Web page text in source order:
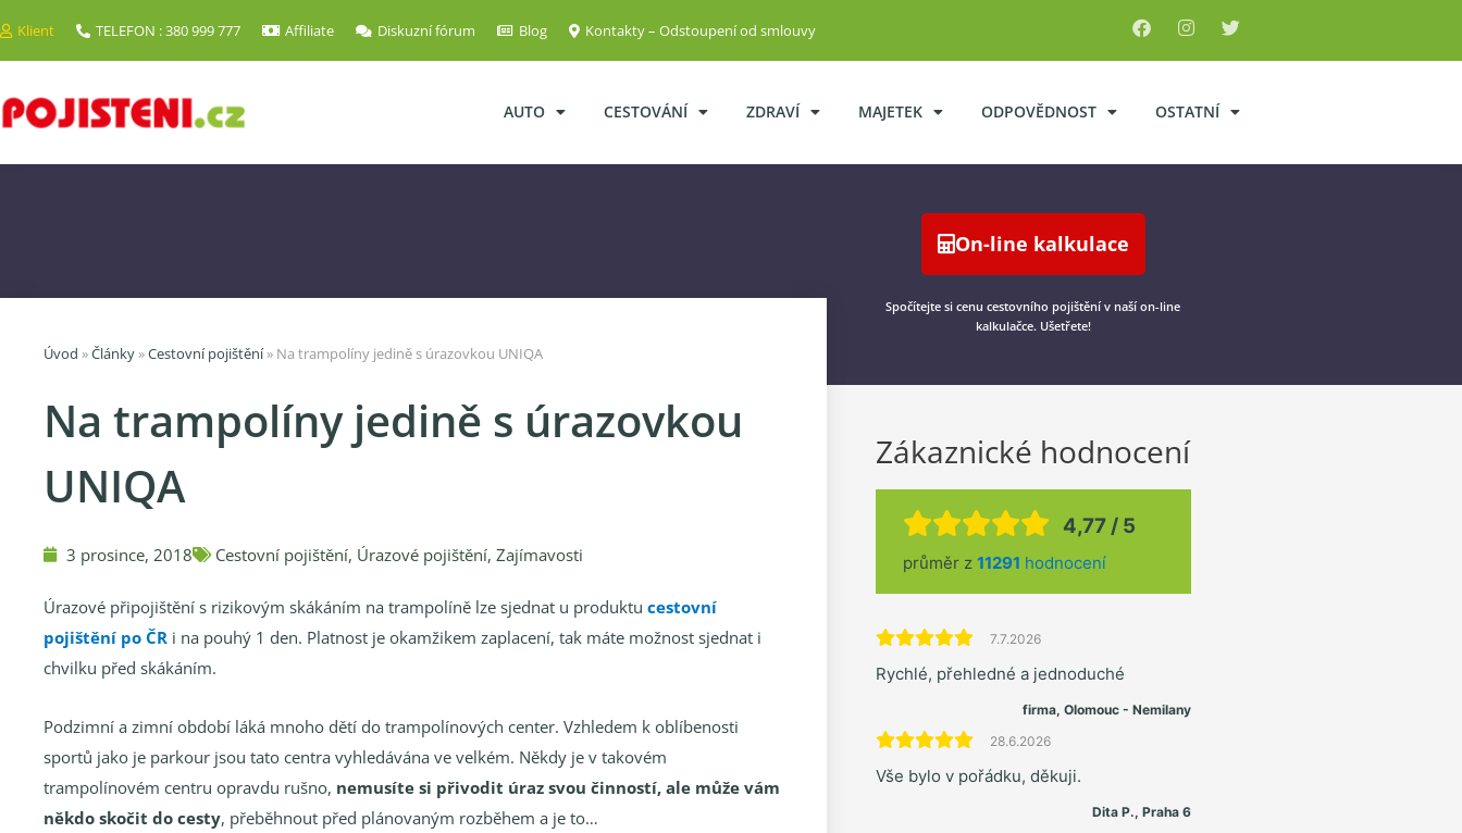
Klient TELEFON : 380 999 777 Affiliate Diskuzní fórum Blog Kontakty – Odstoupení od smlouvy
AUTO CESTOVÁNÍ ZDRAVÍ MAJETEK ODPOVĚDNOST OSTATNÍ
On-line kalkulace
Spočítejte si cenu cestovního pojištění v naší on-line
kalkulačce. Ušetřete!
Úvod »Články »Cestovní pojištění» Na trampolíny jedině s úrazovkou UNIQA
Na trampolíny jedině s úrazovkou
UNIQA
3 prosince, 2018 Cestovní pojištění, Úrazové pojištění, Zajímavosti
Úrazové připojištění s rizikovým skákáním na trampolíně lze sjednat u produktu cestovní
pojištění po ČR i na pouhý 1 den. Platnost je okamžikem zaplacení, tak máte možnost sjednat i
chvilku před skákáním.
Podzimní a zimní období láká mnoho dětí do trampolínových center. Vzhledem k oblíbenosti
sportů jako je parkour jsou tato centra vyhledávána ve velkém. Někdy je v takovém
trampolínovém centru opravdu rušno, nemusíte si přivodit úraz svou činností, ale může vám
někdo skočit do cesty, přeběhnout před plánovaným rozběhem a je to…
Zákaznické hodnocení
4,77 / 5
průměr z 11291 hodnocení
7.7.2026
Rychlé, přehledné a jednoduché
firma, Olomouc - Nemilany
28.6.2026
Vše bylo v pořádku, děkuji.
Dita P., Praha 6